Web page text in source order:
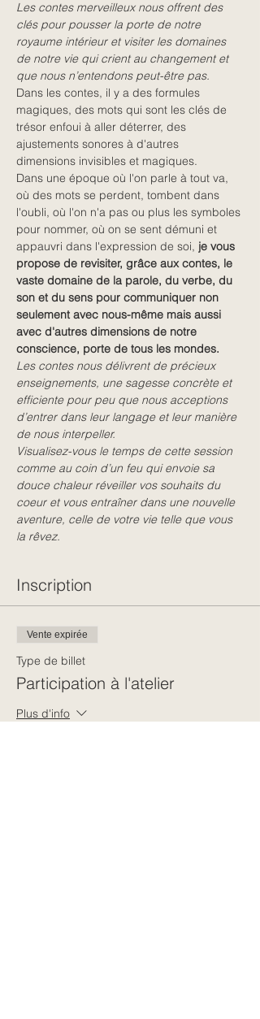
Les contes merveilleux nous offrent des
clés pour pousser la porte de notre
royaume intérieur et visiter les domaines
de notre vie qui crient au changement et
que nous n’entendons peut-être pas.
Dans les contes, il y a des formules
magiques, des mots qui sont les clés de
trésor enfoui à aller déterrer, des
ajustements sonores à d'autres
dimensions invisibles et magiques.
Dans une époque où l'on parle à tout va,
où des mots se perdent, tombent dans
l'oubli, où l'on n'a pas ou plus les symboles
pour nommer, où on se sent démuni et
appauvri dans l'expression de soi, je vous
propose de revisiter, grâce aux contes, le
vaste domaine de la parole, du verbe, du
son et du sens pour communiquer non
seulement avec nous-même mais aussi
avec d'autres dimensions de notre
conscience, porte de tous les mondes.
Les contes nous délivrent de précieux
enseignements, une sagesse concrète et
efficiente pour peu que nous acceptions
d’entrer dans leur langage et leur manière
de nous interpeller.
Visualisez-vous le temps de cette session
comme au coin d’un feu qui envoie sa
douce chaleur réveiller vos souhaits du
coeur et vous entraîner dans une nouvelle
aventure, celle de votre vie telle que vous
la rêvez.
Inscription
Vente expirée
Type de billet
Participation à l'atelier
Plus d'info